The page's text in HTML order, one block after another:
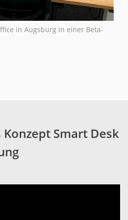
in Augsburg in einer Beta-
Konzept Smart Desk